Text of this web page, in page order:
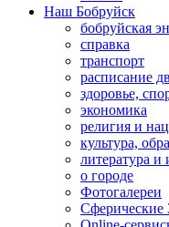
Наш Бобруйск
бобруйская
справка
транспорт
расписание
здоровье,
экономика
религия и
культура,
литература и
о городе
Фотогалереи
Сферические